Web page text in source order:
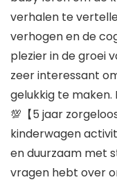
verhalen te
verhogen en de
plezier in de groei
zeer interessant
gelukkig te maken.
💯【5 jaar
kinderwagen
en duurzaam met
vragen hebt over